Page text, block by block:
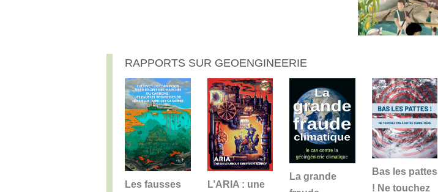
RAPPORTS SUR GEOENGINEERIE
Les fausses
L’ARIA : une
La grande
Bas les pattes
! Ne touchez